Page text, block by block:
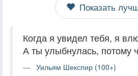
Показать
Когда я увидел тебя, я
А ты улыбнулась, потому
Уильям Шекспир (100+)